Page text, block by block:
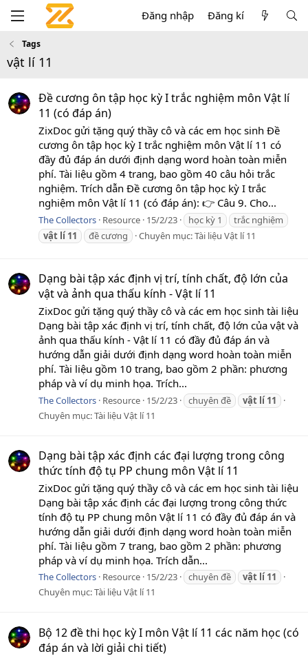
Đăng nhập Đăng kí
Tags
vật lí 11
Đề cương ôn tập học kỳ I trắc nghiệm môn Vật lí
11 (có đáp án)
ZixDoc gửi tặng quý thầy cô và các em học sinh Đề
cương ôn tập học kỳ I trắc nghiệm môn Vật lí 11 có
đầy đủ đáp án dưới định dạng word hoàn toàn miễn
phí. Tài liệu gồm 4 trang, bao gồm 40 câu hỏi trắc
nghiệm. Trích dẫn Đề cương ôn tập học kỳ I trắc
nghiệm môn Vật lí 11 (có đáp án): 👉 Câu 9. Cho...
The Collectors Resource 15/2/23 học kỳ 1
trắc nghiệm
vật lí 11 đề cương Chuyên mục:Tài liệu Vật lí 11
Dạng bài tập xác định vị trí, tính chất, độ lớn của
vật và ảnh qua thấu kính - Vật lí 11
ZixDoc gửi tặng quý thầy cô và các em học sinh tài liệu
Dạng bài tập xác định vị trí, tính chất, độ lớn của vật và
ảnh qua thấu kính - Vật lí 11 có đầy đủ đáp án và
hướng dẫn giải dưới định dạng word hoàn toàn miễn
phí. Tài liệu gồm 10 trang, bao gồm 2 phần: phương
pháp và ví dụ minh họa. Trích...
The Collectors Resource 15/2/23 chuyên đề vật lí 11
Chuyên mục:Tài liệu Vật lí 11
Dạng bài tập xác định các đại lượng trong công
thức tính độ tụ PP chung môn Vật lí 11
ZixDoc gửi tặng quý thầy cô và các em học sinh tài liệu
Dạng bài tập xác định các đại lượng trong công thức
tính độ tụ PP chung môn Vật lí 11 có đầy đủ đáp án và
hướng dẫn giải dưới định dạng word hoàn toàn miễn
phí. Tài liệu gồm 7 trang, bao gồm 2 phần: phương
pháp và ví dụ minh họa. Trích dẫn...
The Collectors Resource 15/2/23 chuyên đề vật lí 11
Chuyên mục:Tài liệu Vật lí 11
Bộ 12 đề thi học kỳ I môn Vật lí 11 các năm học (có
đáp án và lời giải chi tiết)